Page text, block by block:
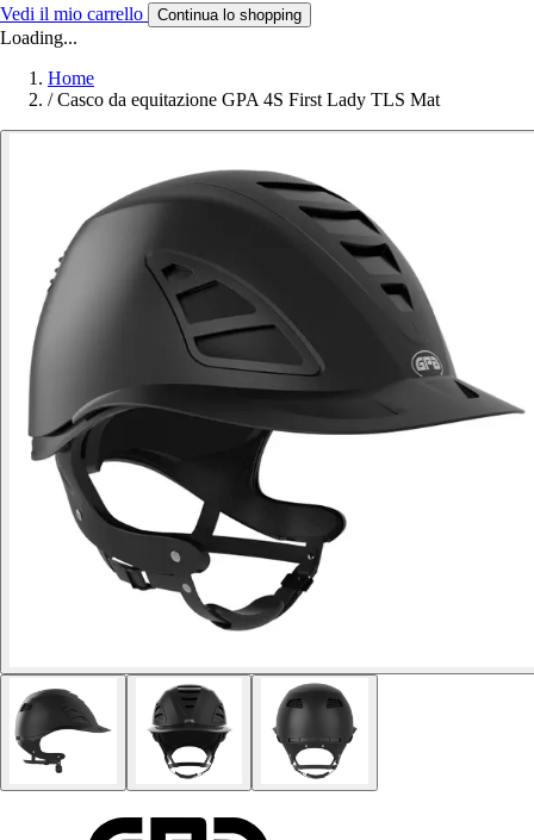
Vedi il mio carrello Continua lo shopping
Loading...
Home
/ Casco da equitazione GPA 4S First Lady TLS Mat